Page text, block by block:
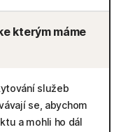
kterým máme
služeb
se, abychom
a mohli ho dál